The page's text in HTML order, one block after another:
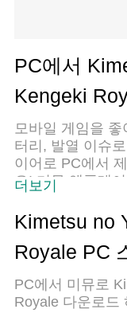
PC에서
Kengeki
모바일 게임을 좋
터리, 발열 이슈
이어로 PC에서
요! 미뮤 앱플레
컴퓨터에서 다운
Keppuu Kengeki
발열 걱정 필요없
플레이할 수 있습
더보기
Kimetsu no
Royale PC
PC에서 미뮤로
Royale 다운로드